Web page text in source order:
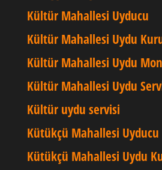
Kültür Mahallesi Uyducu
Kültür Mahallesi Uydu
Kültür Mahallesi Uydu
Kültür Mahallesi Uydu
Kültür uydu servisi
Kütükçü Mahallesi Uyducu
Kütükçü Mahallesi Uydu